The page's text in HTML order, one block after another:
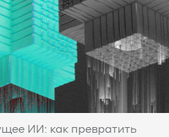
ИИ: как превратить